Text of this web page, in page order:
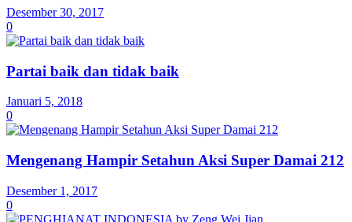
Desember 30, 2017
0
Partai baik dan tidak baik
Januari 5, 2018
0
Mengenang Hampir Setahun Aksi Super Damai 212
Desember 1, 2017
0